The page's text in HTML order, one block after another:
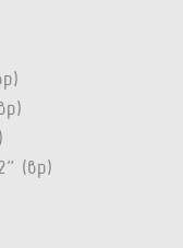
(вр)